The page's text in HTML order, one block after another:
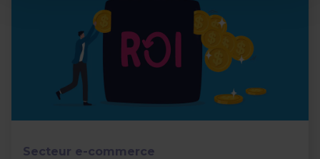
Secteur e-commerce